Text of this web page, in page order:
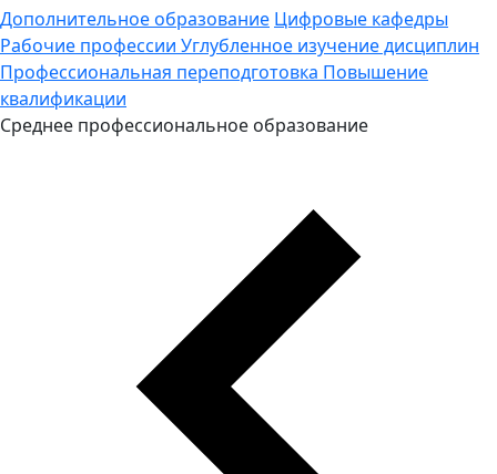
Дополнительное образование Цифровые кафедры
Рабочие профессии Углубленное изучение дисциплин
Профессиональная переподготовка Повышение
квалификации
Среднее профессиональное образование